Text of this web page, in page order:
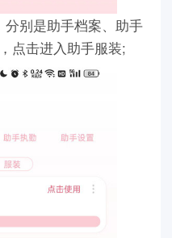
别是助手档案、助手
点击进入助手服装;